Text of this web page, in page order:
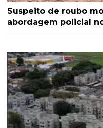
Suspeito de roubo
abordagem policial